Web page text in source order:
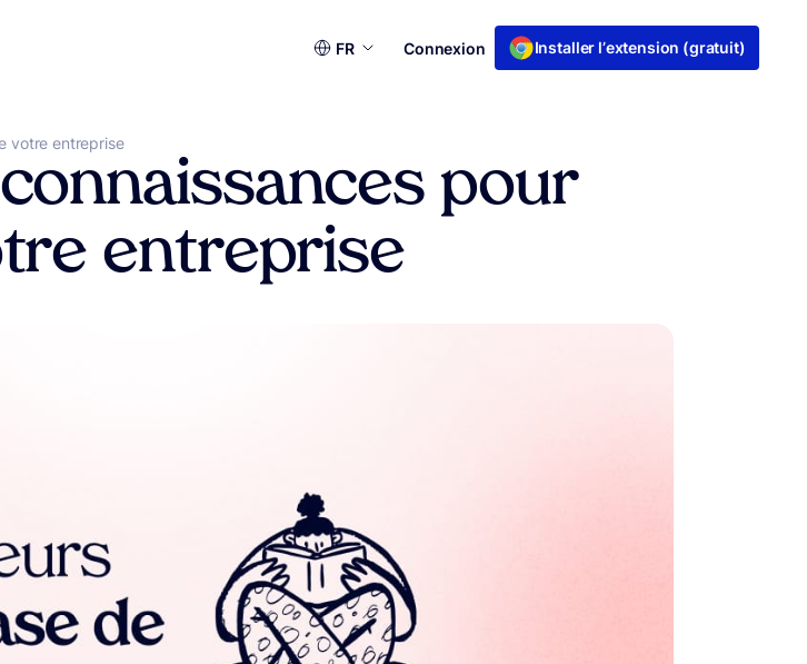
Choisir
FR Connexion Installer l’extension (gratuit)
votre entreprise
pour
entreprise